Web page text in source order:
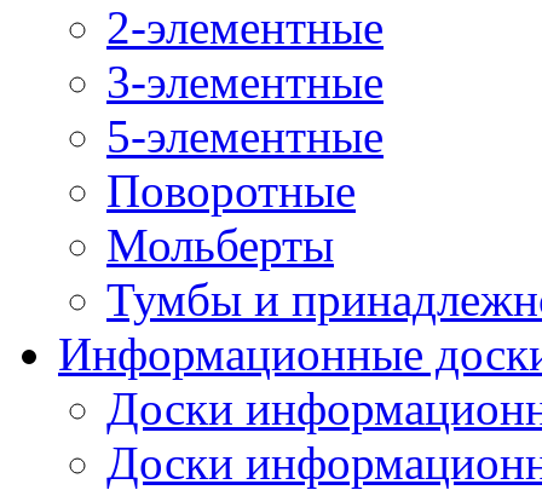
2-элементные
3-элементные
5-элементные
Поворотные
Мольберты
Тумбы и
Информационные
Доски
Доски